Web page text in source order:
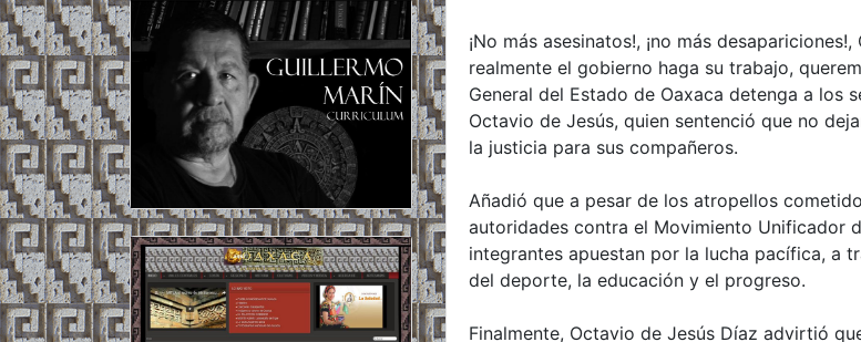
¡No más asesinatos!, ¡no más
realmente el gobierno haga su trabajo,
General del Estado de Oaxaca detenga a los
Octavio de Jesús, quien sentenció que no
la justicia para sus compañeros.
Añadió que a pesar de los atropellos
autoridades contra el Movimiento Unificador
integrantes apuestan por la lucha pacífica, a
del deporte, la educación y el progreso.
Finalmente, Octavio de Jesús Díaz advirtió